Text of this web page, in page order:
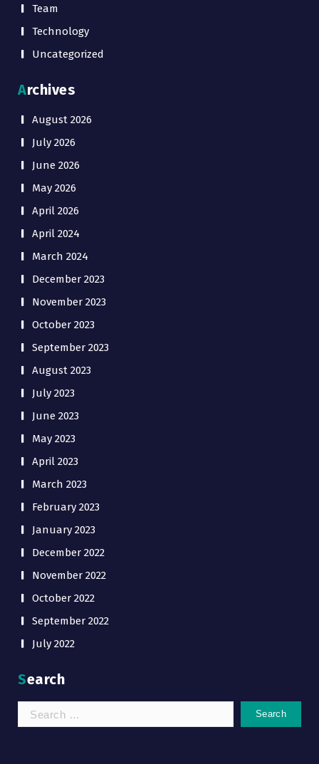
Team
Technology
Uncategorized
Archives
August 2026
July 2026
June 2026
May 2026
April 2026
April 2024
March 2024
December 2023
November 2023
October 2023
September 2023
August 2023
July 2023
June 2023
May 2023
April 2023
March 2023
February 2023
January 2023
December 2022
November 2022
October 2022
September 2022
July 2022
Search
Search
for: